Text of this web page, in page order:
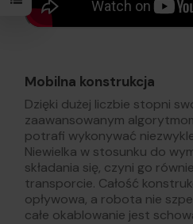
Mobilna konstrukcja
Dzięki dużej liczbie stopni
zaawansowanym
potrafi wykonywać
Niewielka w stosunku do
składania się, czyni go
transporcie. Całość
opływowa, a robota nie
całe okablowanie jest